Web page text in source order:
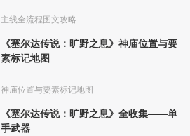
主线全流程图文攻略
《塞尔达传说：旷野之息》神庙位置与要
素标记地图
神庙位置与要素标记地图
《塞尔达传说：旷野之息》全收集——单
手武器